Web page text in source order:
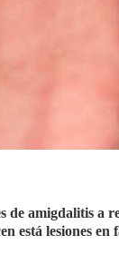
de amigdalitis a
está lesiones en